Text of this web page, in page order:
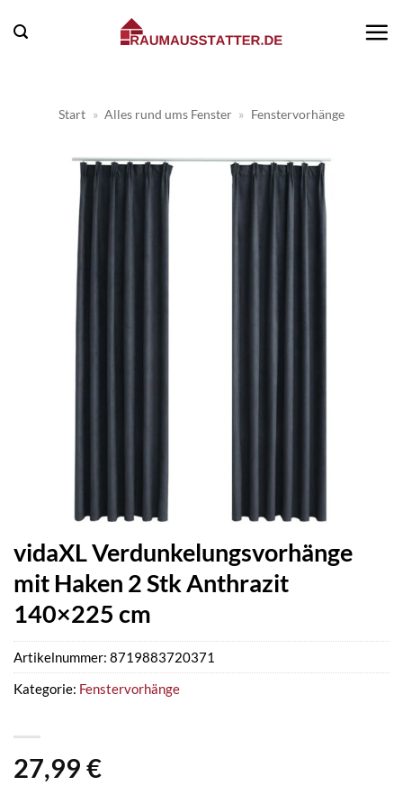
Inhalt
Start » Alles rund ums Fenster » Fenstervorhänge
vidaXL Verdunkelungsvorhänge
mit Haken 2 Stk Anthrazit
140×225 cm
27,99 €
Artikelnummer: 8719883720371
Kategorie: Fenstervorhänge